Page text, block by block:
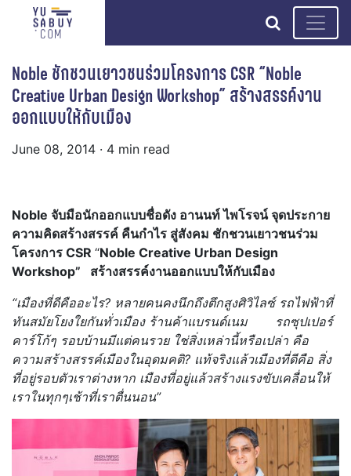
search
Noble ชักชวนเยาวชนร่วมโครงการ CSR “Noble
Creative Urban Design Workshop” สร้างสรรค์งาน
ออกแบบให้กับเมือง
June 08, 2014 · 4 min read
Noble จับมือนักออกแบบชื่อดัง อานนท์ ไพโรจน์ จุดประกาย
ความคิดสร้างสรรค์ คืนกำไร สู่สังคม ชักชวนเยาวชนร่วม
โครงการ CSR “Noble Creative Urban Design
Workshop” สร้างสรรค์งานออกแบบให้กับเมือง
“เมืองที่ดีคืออะไร? หลายคนคงนึกถึงตึกสูงศิวิไลซ์ รถไฟฟ้าที่
ทันสมัยโยงใยกันทั่วเมือง ร้านค้าแบรนด์เนม รถซุปเปอร์
คาร์โก้ๆ รอบบ้านมีแต่คนรวย ใช่สิ่งเหล่านี้หรือเปล่า คือ
ความสร้างสรรค์เมืองในอุดมคติ? แท้จริงแล้วเมืองที่ดีคือ สิ่ง
ที่อยู่รอบตัวเราต่างหาก เมืองที่อยู่แล้วสร้างแรงขับเคลื่อนให้
เราในทุกๆเช้าที่เราตื่นนอน”